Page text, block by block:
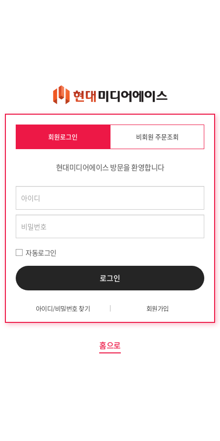
회원로그인 비회원 주문조회
현대미디어에이스 방문을 환영합니다
자동로그인
아이디/비밀번호 찾기 회원가입
홈으로